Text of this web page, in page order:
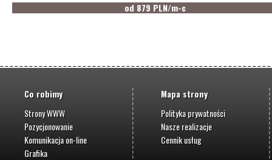
od 879 PLN/m-c
Co robimy
Strony WWW
Pozycjonowanie
Komunikacja on-line
Grafika
Mapa strony
Polityka prywatności
Nasze realizacje
Cennik usług